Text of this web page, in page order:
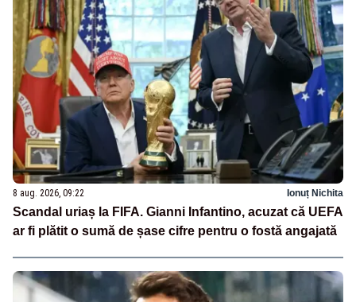
8 aug. 2026, 09:22 Ionuț Nichita
Scandal uriaș la FIFA. Gianni Infantino, acuzat că UEFA
ar fi plătit o sumă de șase cifre pentru o fostă angajată